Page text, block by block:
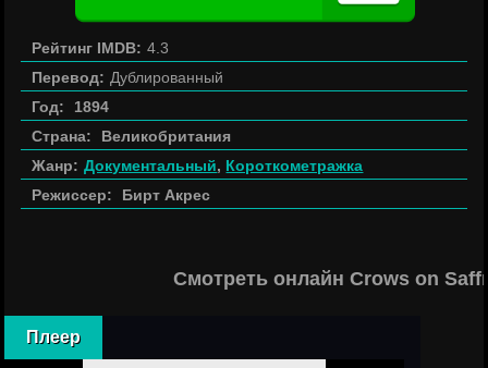
Рейтинг IMDB: 4.3
Перевод: Дублированный
Год:
1894
Страна:
Великобритания
Жанр: Документальный, Короткометражка
Режиссер:
Бирт Акрес
Смотреть онлайн Crows on
Плеер